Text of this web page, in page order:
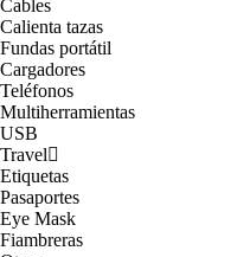
Cables
Calienta tazas
Fundas portátil
Cargadores
Teléfonos
Multiherramientas
USB
Travel
Etiquetas
Pasaportes
Eye Mask
Fiambreras